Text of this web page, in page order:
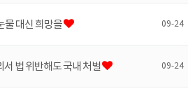
대신 희망을 09-24
법 위반해도 국내 처벌 09-24